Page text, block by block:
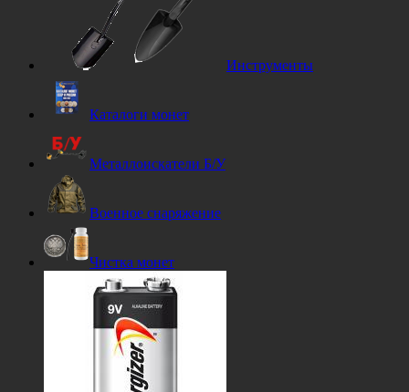
Инструменты
Каталоги монет
Металлоискатели Б/У
Военное снаряжение
Чистка монет